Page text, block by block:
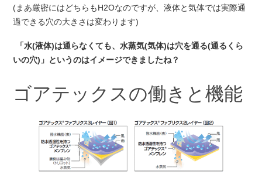
(まあ厳密にはどちらもH2Oなのですが、液体と気体では実際通
過できる穴の大きさは変わります)
「水(液体)は通らなくても、水蒸気(気体)は穴を通る(通るくら
いの穴)」というのはイメージできましたね？
ゴアテックスの働きと機能